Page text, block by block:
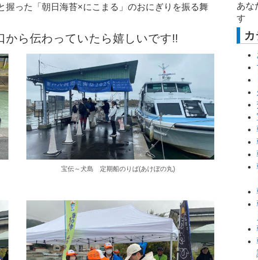
った「朝日海苔×にこまる」のおにぎりを振る舞
ら伝わっていたら嬉しいです!!
宝伝～犬島 定期船のりば(あけぼの丸)
あな
す